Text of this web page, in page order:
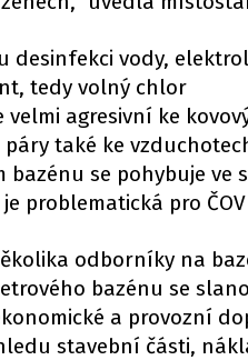
desinfekci vody,
tedy volný chlor
agresivní ke
také ke
bazénu se pohybuje ve
problematická pro ČOV
odborníky na
bazénu se
a provozní
stavební části,